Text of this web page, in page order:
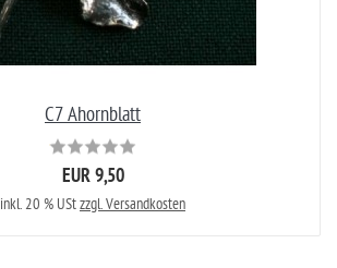
C7 Ahornblatt
EUR 9,50
inkl. 20 % UStzzgl. Versandkosten